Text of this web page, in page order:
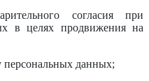
согласия при
в целях продвижения на
персональных данных;